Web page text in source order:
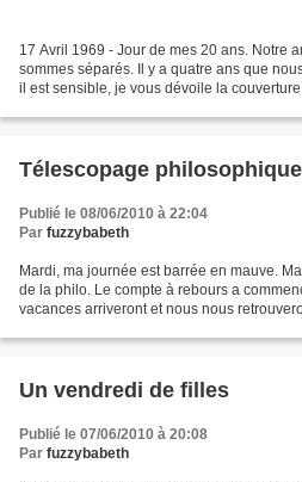
17 Avril 1969 - Jour de mes 20 ans. Notre
sommes séparés. Il y a quatre ans que
il est sensible, je vous dévoile la
Télescopage philosophique
Publié le 08/06/2010 à 22:04
Par fuzzybabeth
Mardi, ma journée est barrée en mauve.
de la philo. Le compte à rebours a
vacances arriveront et nous nous
Un vendredi de filles
Publié le 07/06/2010 à 20:08
Par fuzzybabeth